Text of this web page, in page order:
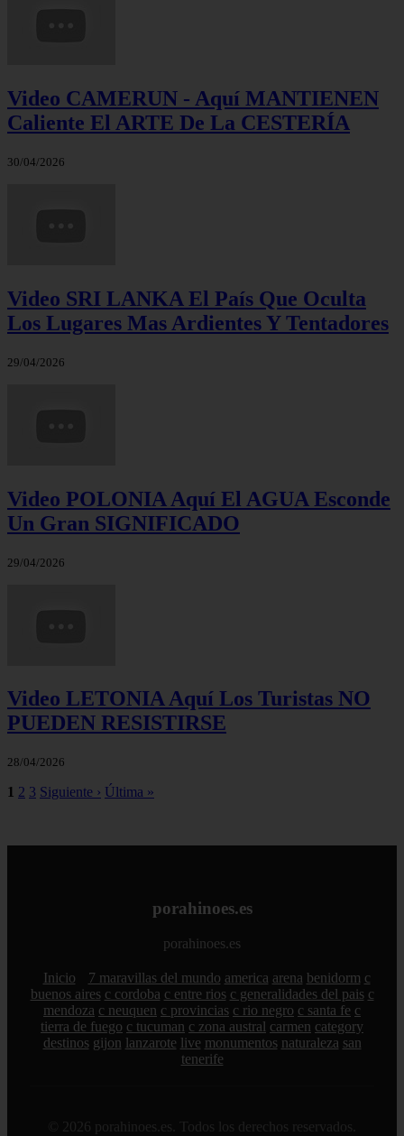
Video CAMERUN - Aquí MANTIENEN
Caliente El ARTE De La CESTERÍA
30/04/2026
Video SRI LANKA El País Que Oculta
Los Lugares Mas Ardientes Y Tentadores
29/04/2026
Video POLONIA Aquí El AGUA Esconde
Un Gran SIGNIFICADO
29/04/2026
Video LETONIA Aquí Los Turistas NO
PUEDEN RESISTIRSE
28/04/2026
1 2 3 Siguiente › Última »
porahinoes.es
porahinoes.es
Inicio 7 maravillas del mundo america arena benidorm c
buenos aires c cordoba c entre rios c generalidades del pais c
mendoza c neuquen c provincias c rio negro c santa fe c
tierra de fuego c tucuman c zona austral carmen category
destinos gijon lanzarote live monumentos naturaleza san
tenerife
© 2026 porahinoes.es. Todos los derechos reservados.